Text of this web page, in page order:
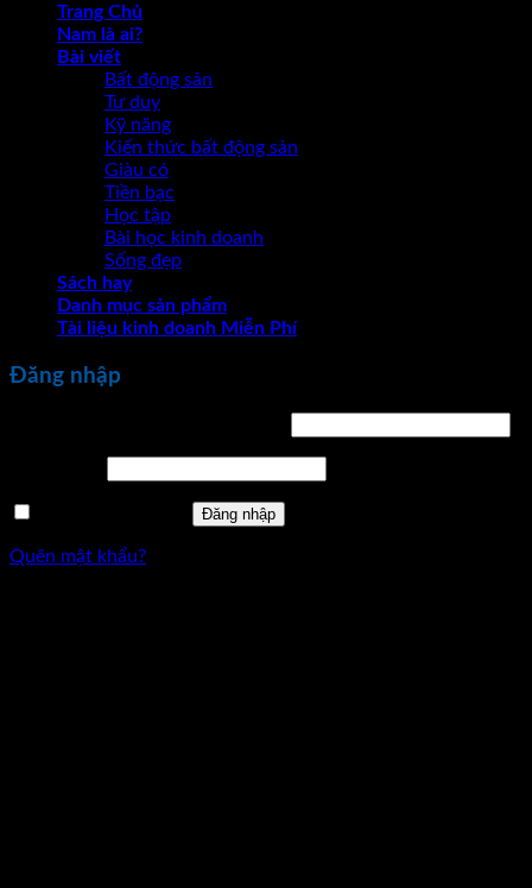
Trang Chủ
Nam là ai?
Bài viết
Bất động sản
Tư duy
Kỹ năng
Kiến thức bất động sản
Giàu có
Tiền bạc
Học tập
Bài học kinh doanh
Sống đẹp
Sách hay
Danh mục sản phẩm
Tài liệu kinh doanh Miễn Phí
Đăng nhập
buộc
buộc
Đăng nhập
Quên mật khẩu?